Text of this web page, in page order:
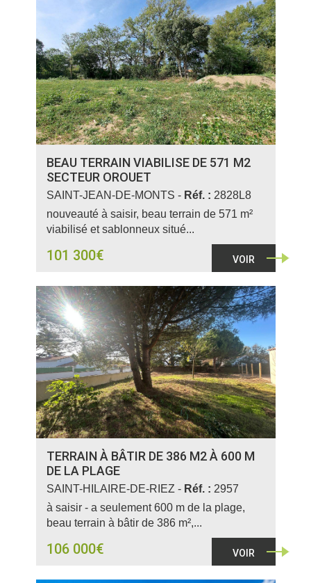
BEAU TERRAIN VIABILISE DE 571 M2
SECTEUR OROUET
SAINT-JEAN-DE-MONTS - Réf. : 2828L8
nouveauté à saisir, beau terrain de 571 m²
viabilisé et sablonneux situé...
101 300€ VOIR
TERRAIN À BÂTIR DE 386 M2 À 600 M
DE LA PLAGE
SAINT-HILAIRE-DE-RIEZ - Réf. : 2957
à saisir - a seulement 600 m de la plage,
beau terrain à bâtir de 386 m²,...
106 000€ VOIR